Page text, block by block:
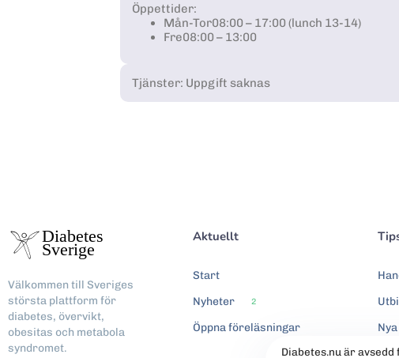
Öppettider:
Mån-Tor08:00 – 17:00 (lunch 13-14)
Fre08:00 – 13:00
Tjänster: Uppgift saknas
Välkommen till Sveriges
största plattform för
diabetes, övervikt,
obesitas och metabola
syndromet.
Aktuellt
Start
Nyheter
2
Öppna föreläsningar
Diabetes.nu är